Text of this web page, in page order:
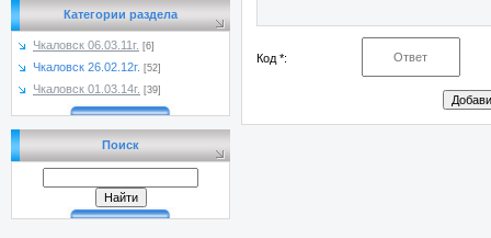
Категории раздела
Чкаловск 06.03.11г. [6]
Чкаловск 26.02.12г. [52]
Чкаловск 01.03.14г. [39]
Поиск
Код *: